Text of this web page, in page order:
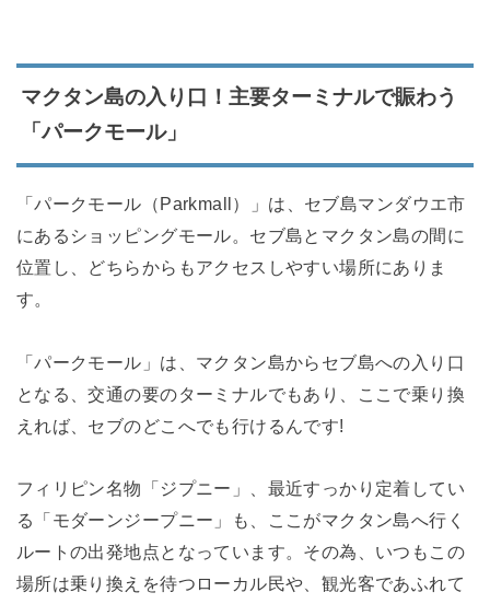
マクタン島の入り口！主要ターミナルで賑わう
「パークモール」
「パークモール（Parkmall）」は、セブ島マンダウエ市
にあるショッピングモール。セブ島とマクタン島の間に
位置し、どちらからもアクセスしやすい場所にありま
す。
「パークモール」は、マクタン島からセブ島への入り口
となる、交通の要のターミナルでもあり、ここで乗り換
えれば、セブのどこへでも行けるんです!
フィリピン名物「ジプニー」、最近すっかり定着してい
る「モダーンジープニー」も、ここがマクタン島へ行く
ルートの出発地点となっています。その為、いつもこの
場所は乗り換えを待つローカル民や、観光客であふれて